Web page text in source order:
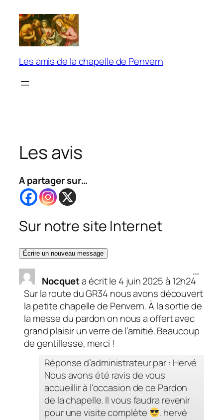
contenu
Les amis de la chapelle de Penvern
Les avis
A partager sur…
Sur notre site Internet
Nocqueta écrit le 4 juin 2025à 12h24
Sur la route du GR34 nous avons découvert
la petite chapelle de Penvern. À la sortie de
la messe du pardon on nous a offert avec
grand plaisir un verre de l’amitié. Beaucoup
de gentillesse, merci !
Réponse d’administrateur par : Hervé
Nous avons été ravis de vous
accueillir à l'occasion de ce Pardon
de la chapelle. Il vous faudra revenir
pour une visite complète
. hervé
…
méta.